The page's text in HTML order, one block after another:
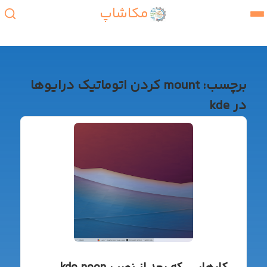
مکاشاپ
برچسب:
mount کردن اتوماتیک درایوها
در kde